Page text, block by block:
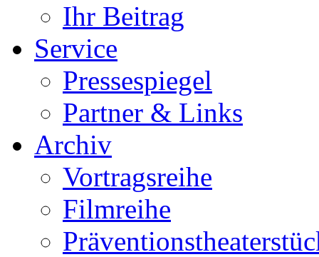
Ihr Beitrag
Service
Pressespiegel
Partner & Links
Archiv
Vortragsreihe
Filmreihe